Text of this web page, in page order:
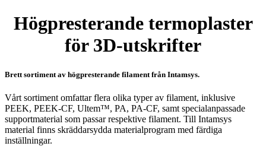
Högpresterande termoplaster
för 3D-utskrifter
Brett sortiment av högpresterande filament från Intamsys.
Vårt sortiment omfattar flera olika typer av filament, inklusive
PEEK, PEEK-CF, Ultem™, PA, PA-CF, samt specialanpassade
supportmaterial som passar respektive filament. Till Intamsys
material finns skräddarsydda materialprogram med färdiga
inställningar.